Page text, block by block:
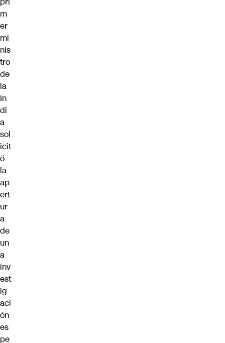
m
er
mi
nis
tro
de
la
In
di
a
sol
icit
ó
la
ap
ert
ur
a
de
un
a
inv
est
ig
aci
ón
es
pe